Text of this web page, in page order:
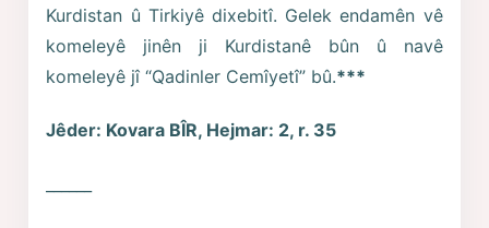
Kurdistan û Tirkiyê dixebitî. Gelek endamên vê
komeleyê jinên ji Kurdistanê bûn û navê
komeleyê jî “Qadinler Cemîyetî” bû.***
Jêder: Kovara BÎR, Hejmar: 2, r. 35